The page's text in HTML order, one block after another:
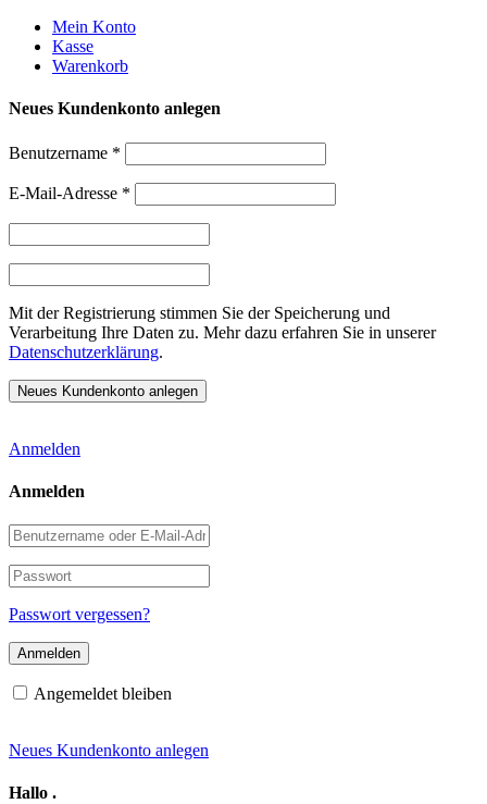
Weiter
zum
Inhalt
Mein Konto
Kasse
Warenkorb
Neues Kundenkonto anlegen
Benutzername *
E-Mail-Adresse *
Mit der Registrierung stimmen Sie der Speicherung und
Verarbeitung Ihre Daten zu. Mehr dazu erfahren Sie in unserer
Datenschutzerklärung.
Anmelden
Anmelden
Benutzername
oder
E-
Mail-
Adresse
Passwort
Passwort vergessen?
Angemeldet bleiben
Neues Kundenkonto anlegen
Hallo .